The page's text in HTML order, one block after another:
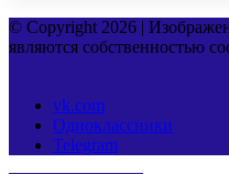
© Copyright 2026 |
являются собственностью
vk.com
Одноклассники
Telegram